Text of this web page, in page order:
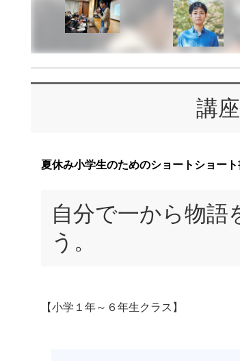
講
夏休み小学生のためのショートショー
自分で一から物語
う。
【小学１年～６年生クラス】